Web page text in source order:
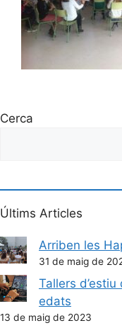
Cerca
Últims Articles
Arriben les
31 de maig de
Tallers
edats
13 de maig de 2023